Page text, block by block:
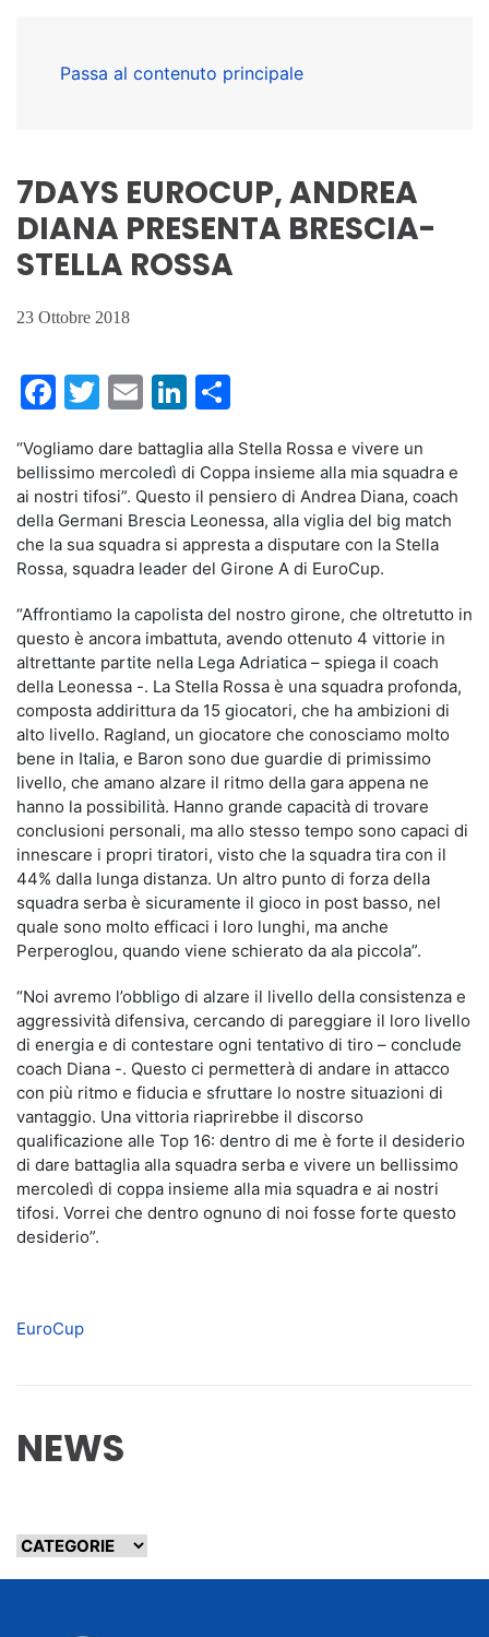
Passa al contenuto principale
7DAYS EUROCUP, ANDREA
DIANA PRESENTA BRESCIA-
STELLA ROSSA
23 Ottobre 2018
Facebook
Twitter
EmailLinkedIn
“Vogliamo dare battaglia alla Stella Rossa e vivere un
bellissimo mercoledì di Coppa insieme alla mia squadra e
ai nostri tifosi”. Questo il pensiero di Andrea Diana, coach
della Germani Brescia Leonessa, alla viglia del big match
che la sua squadra si appresta a disputare con la Stella
Rossa, squadra leader del Girone A di EuroCup.
“Affrontiamo la capolista del nostro girone, che oltretutto in
questo è ancora imbattuta, avendo ottenuto 4 vittorie in
altrettante partite nella Lega Adriatica – spiega il coach
della Leonessa -. La Stella Rossa è una squadra profonda,
composta addirittura da 15 giocatori, che ha ambizioni di
alto livello. Ragland, un giocatore che conosciamo molto
bene in Italia, e Baron sono due guardie di primissimo
livello, che amano alzare il ritmo della gara appena ne
hanno la possibilità. Hanno grande capacità di trovare
conclusioni personali, ma allo stesso tempo sono capaci di
innescare i propri tiratori, visto che la squadra tira con il
44% dalla lunga distanza. Un altro punto di forza della
squadra serba è sicuramente il gioco in post basso, nel
quale sono molto efficaci i loro lunghi, ma anche
Perperoglou, quando viene schierato da ala piccola”.
“Noi avremo l’obbligo di alzare il livello della consistenza e
aggressività difensiva, cercando di pareggiare il loro livello
di energia e di contestare ogni tentativo di tiro – conclude
coach Diana -. Questo ci permetterà di andare in attacco
con più ritmo e fiducia e sfruttare lo nostre situazioni di
vantaggio. Una vittoria riaprirebbe il discorso
qualificazione alle Top 16: dentro di me è forte il desiderio
di dare battaglia alla squadra serba e vivere un bellissimo
mercoledì di coppa insieme alla mia squadra e ai nostri
tifosi. Vorrei che dentro ognuno di noi fosse forte questo
desiderio”.
EuroCup
NEWS